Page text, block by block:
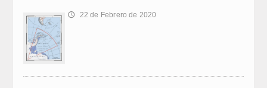
🕔 22 de Febrero de 2020